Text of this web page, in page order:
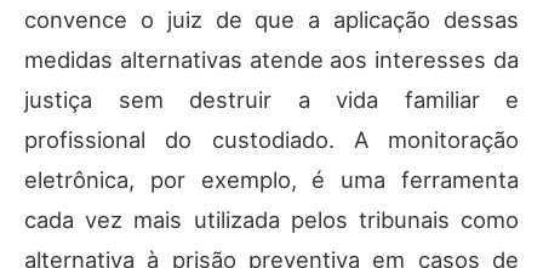
convence o juiz de que a aplicação dessas
medidas alternativas atende aos interesses da
justiça sem destruir a vida familiar e
profissional do custodiado. A monitoração
eletrônica, por exemplo, é uma ferramenta
cada vez mais utilizada pelos tribunais como
alternativa à prisão preventiva em casos de